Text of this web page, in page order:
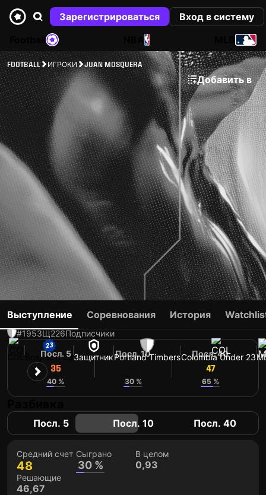
Зарегистрироваться
Вход в систему
NBA
FOOTBALL ИГРОКИ JUAN MOSQUERA
Добавить в
JUAN MOSQUERA
#195ЗЩ226Подписчики
Возраст: 23 ЗащитникPortland TimbersColombia Under 23
Выступление Соревнования История
Посл. 5
35
40 %
Посл. 10
30 %
Посл. 40
47
65 %
Посл. 5 Посл. 10 Посл. 40
Средний счет
48
Сыграно
30 %
В целом
0,93
Решающие
46,67